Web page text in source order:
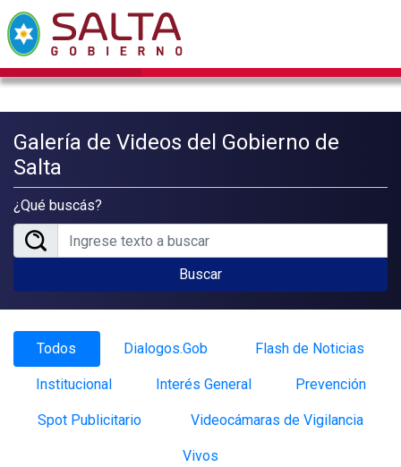
Galería de Videos del Gobierno de
Salta
¿Qué buscás?
Buscar
Todos Dialogos.Gob Flash de Noticias
Institucional Interés General Prevención
Spot Publicitario Videocámaras de Vigilancia
Vivos